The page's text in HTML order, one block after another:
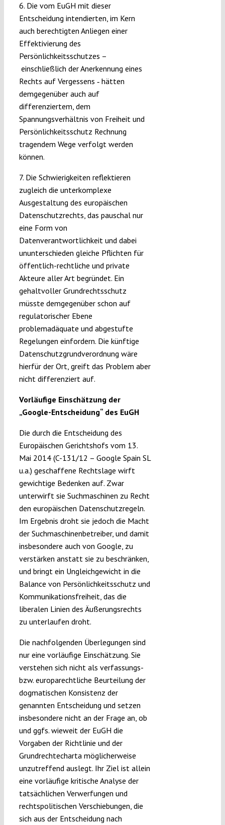
6. Die vom EuGH mit dieser
Entscheidung intendierten, im Kern
auch berechtigten Anliegen einer
Effektivierung des
Persönlichkeitsschutzes –
einschließlich der Anerkennung eines
Rechts auf Vergessens ‑ hätten
demgegenüber auch auf
differenziertem, dem
Spannungsverhältnis von Freiheit und
Persönlichkeitsschutz Rechnung
tragendem Wege verfolgt werden
können.
7. Die Schwierigkeiten reflektieren
zugleich die unterkomplexe
Ausgestaltung des europäischen
Datenschutzrechts, das pauschal nur
eine Form von
Datenverantwortlichkeit und dabei
ununterschieden gleiche Pflichten für
öffentlich-rechtliche und private
Akteure aller Art begründet. Ein
gehaltvoller Grundrechtsschutz
müsste demgegenüber schon auf
regulatorischer Ebene
problemadäquate und abgestufte
Regelungen einfordern. Die künftige
Datenschutzgrundverordnung wäre
hierfür der Ort, greift das Problem aber
nicht differenziert auf.
Vorläufige Einschätzung der
„Google-Entscheidung“ des EuGH
Die durch die Entscheidung des
Europäischen Gerichtshofs vom 13.
Mai 2014 (C-131/12 – Google Spain SL
u.a.) geschaffene Rechtslage wirft
gewichtige Bedenken auf. Zwar
unterwirft sie Suchmaschinen zu Recht
den europäischen Datenschutzregeln.
Im Ergebnis droht sie jedoch die Macht
der Suchmaschinenbetreiber, und damit
insbesondere auch von Google, zu
verstärken anstatt sie zu beschränken,
und bringt ein Ungleichgewicht in die
Balance von Persönlichkeitsschutz und
Kommunikationsfreiheit, das die
liberalen Linien des Äußerungsrechts
zu unterlaufen droht.
Die nachfolgenden Überlegungen sind
nur eine vorläufige Einschätzung. Sie
verstehen sich nicht als verfassungs-
bzw. europarechtliche Beurteilung der
dogmatischen Konsistenz der
genannten Entscheidung und setzen
insbesondere nicht an der Frage an, ob
und ggfs. wieweit der EuGH die
Vorgaben der Richtlinie und der
Grundrechtecharta möglicherweise
unzutreffend auslegt. Ihr Ziel ist allein
eine vorläufige kritische Analyse der
tatsächlichen Verwerfungen und
rechtspolitischen Verschiebungen, die
sich aus der Entscheidung nach